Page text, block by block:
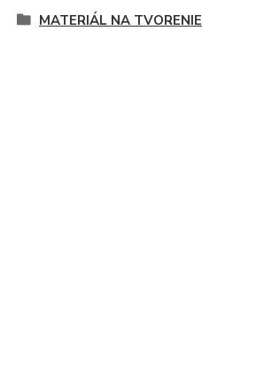
MATERIÁL NA TVORENIE